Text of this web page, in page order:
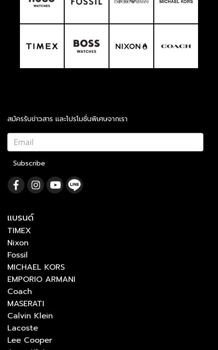
สมัครรับข่าวสาร และโปรโมชั่นพิเศษจากเรา
Subscribe
แบรนด์
TIMEX
Nixon
Fossil
MICHAEL KORS
EMPORIO ARMANI
Coach
MASERATI
Calvin Klein
Lacoste
Lee Cooper